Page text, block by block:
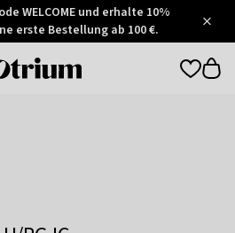
WELCOME und erhalte 10%
erste Bestellung ab 100 €.
Otrium